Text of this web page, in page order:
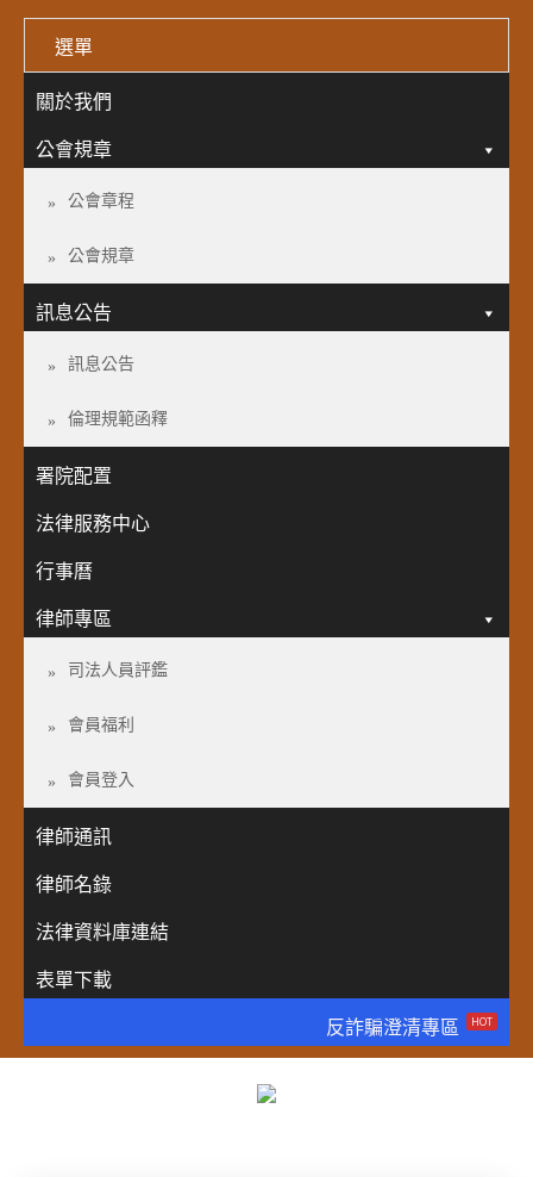
選單
關於我們
公會規章
公會章程
公會規章
訊息公告
訊息公告
倫理規範函釋
署院配置
法律服務中心
行事曆
律師專區
司法人員評鑑
會員福利
會員登入
律師通訊
律師名錄
法律資料庫連結
表單下載
反詐騙澄清專區
HOT